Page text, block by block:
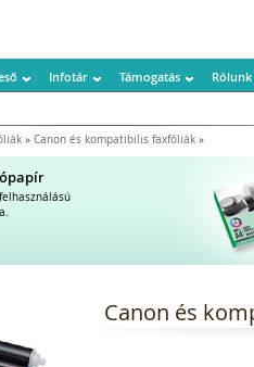
Infotár Támogatás Rólunk
» Canon és kompatibilis faxfóliák »
Canon és